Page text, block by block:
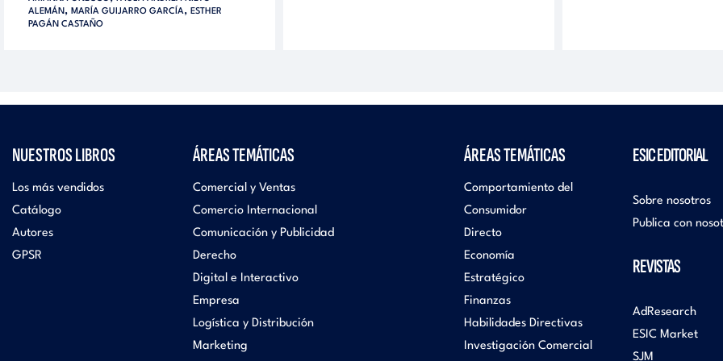
ALEMÁN, MARÍA GUIJARRO GARCÍA, ESTHER
PAGÁN CASTAÑO
NUESTROS LIBROS
Los más vendidos
Catálogo
Autores
GPSR
ÁREAS TEMÁTICAS
Comercial y Ventas
Comercio Internacional
Comunicación y Publicidad
Derecho
Digital e Interactivo
Empresa
Logística y Distribución
Marketing
ÁREAS TEMÁTICAS
Comportamiento del
Consumidor
Directo
Economía
Estratégico
Finanzas
Habilidades Directivas
Investigación Comercial
ESIC EDITORIAL
Sobre nosotros
Publica con
REVISTAS
AdResearch
ESIC Market
SJM